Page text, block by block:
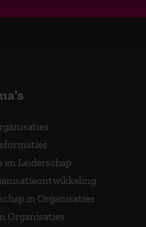
en Leiderschap
in Organisaties
Organisaties